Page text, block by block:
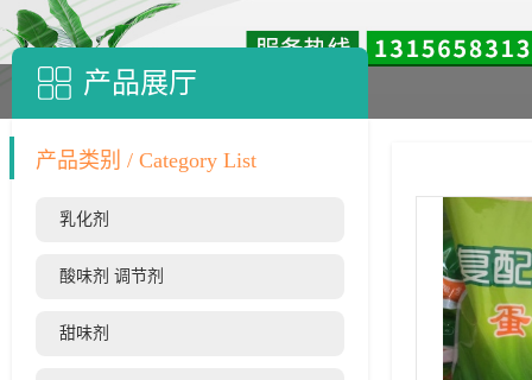
产品展厅
产品类别 / Category List
乳化剂
酸味剂 调节剂
甜味剂